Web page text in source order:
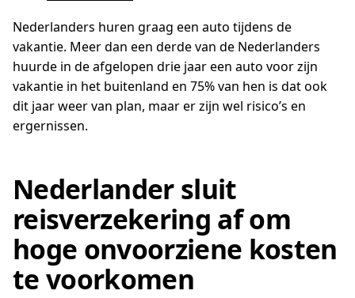
Nederlanders huren graag een auto tijdens de
vakantie. Meer dan een derde van de Nederlanders
huurde in de afgelopen drie jaar een auto voor zijn
vakantie in het buitenland en 75% van hen is dat ook
dit jaar weer van plan, maar er zijn wel risico’s en
ergernissen.
Nederlander sluit
reisverzekering af om
hoge onvoorziene kosten
te voorkomen